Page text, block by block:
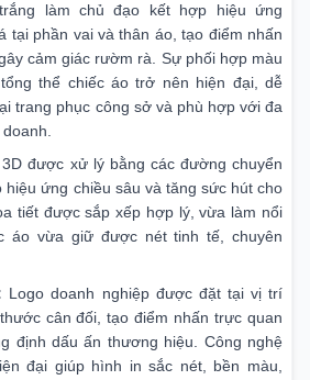
làm chủ đạo kết hợp hiệu ứng
tại phần vai và thân áo, tạo điểm nhấn
cảm giác rườm rà. Sự phối hợp màu
thể chiếc áo trở nên hiện đại, dễ
trang phục công sở và phù hợp với đa
được xử lý bằng các đường chuyển
hiệu ứng chiều sâu và tăng sức hút cho
tiết được sắp xếp hợp lý, vừa làm nổi
áo vừa giữ được nét tinh tế, chuyên
Logo doanh nghiệp được đặt tại vị trí
cân đối, tạo điểm nhấn trực quan
định dấu ấn thương hiệu. Công nghệ
đại giúp hình in sắc nét, bền màu,